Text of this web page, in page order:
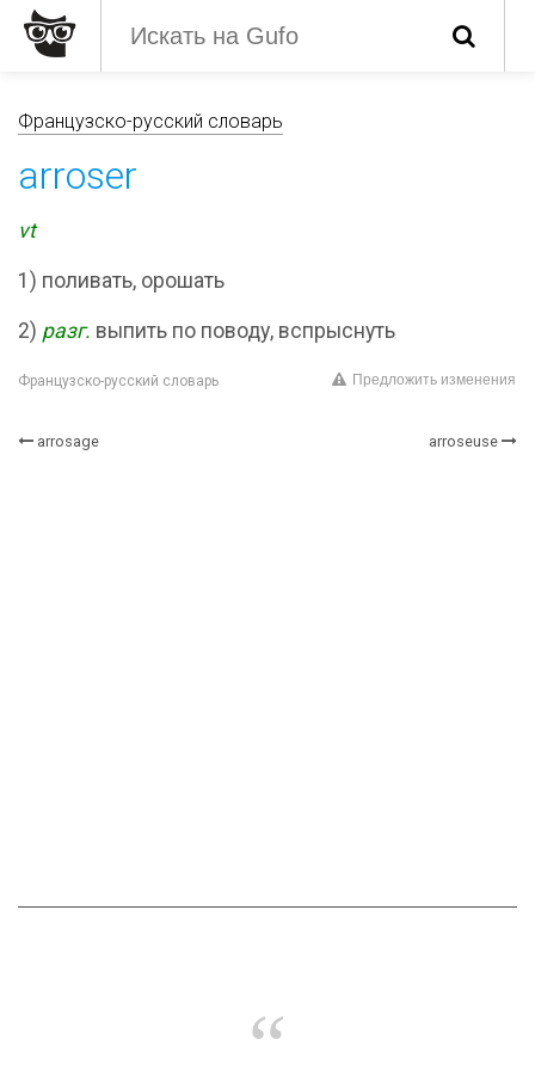
Французско-русский словарь
arroser
vt
1) поливать, орошать
2) разг. выпить по поводу, вспрыснуть
Французско-русский словарь Предложить изменения
arrosage arroseuse